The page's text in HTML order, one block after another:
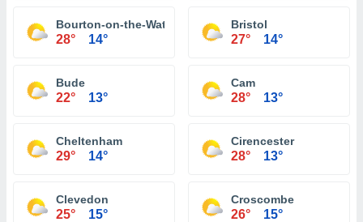
Bourton-on-the-Water
28° 14°
Bristol
27° 14°
Bude
22° 13°
Cam
28° 13°
Cheltenham
29° 14°
Cirencester
28° 13°
Clevedon
25° 15°
Croscombe
26° 15°